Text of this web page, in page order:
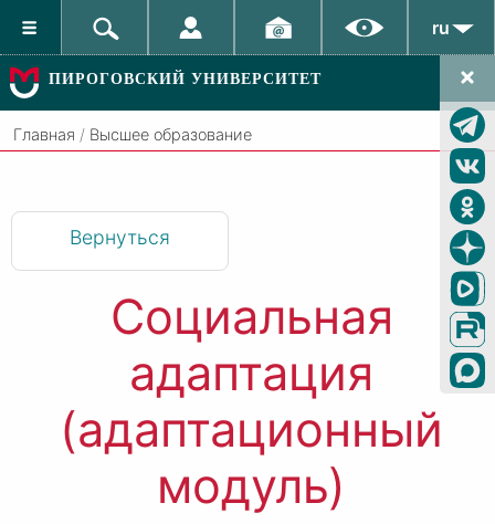
ru
ПИРОГОВСКИЙ УНИВЕРСИТЕТ
Главная / Высшее образование
Вернуться
Социальная
адаптация
(адаптационный
модуль)